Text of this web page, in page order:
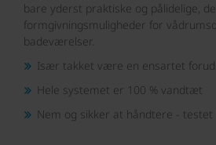
bare yderst praktiske og pålidelige,
formgivningsmuligheder for
badeværelser.
Især takket være en ensartet
Hele systemet er 100 % vandtæt
Nem og sikker at håndtere - testet